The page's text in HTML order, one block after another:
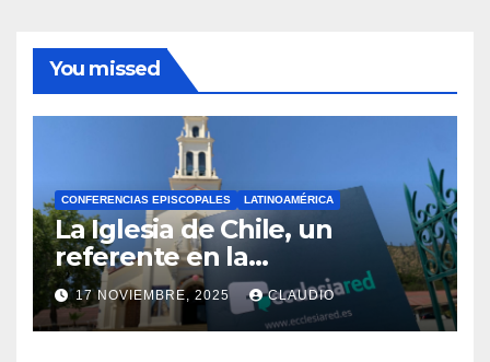
You missed
CONFERENCIAS EPISCOPALES LATINOAMÉRICA
La Iglesia de Chile, un
referente en la
transformación digital
gracias a Ecclesiared
17 NOVIEMBRE, 2025 CLAUDIO
N